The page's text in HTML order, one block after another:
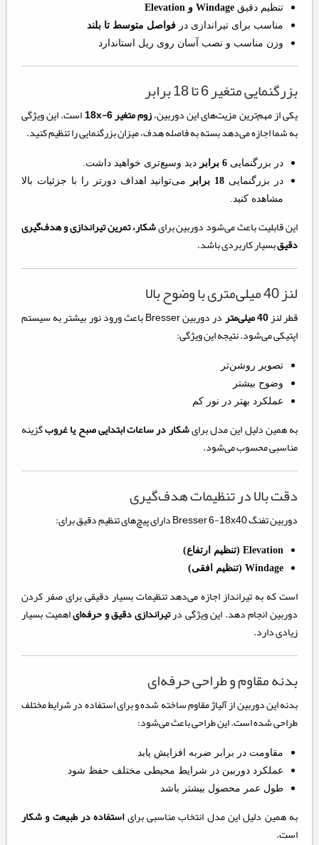
تنظیم دقیق Windage و Elevation
مناسب برای تیراندازی در فواصل متوسط تا بلند
وزن مناسب و نصب آسان روی ریل استاندارد
بزرگنمایی متغیر 6 تا 18 برابر
یکی از مهم‌ترین مزیت‌های این دوربین،زوم متغیر 6-18x
است. این ویژگی
به شما اجازه می‌دهد بسته به فاصله هدف، میزان بزرگنمایی را تنظیم کنید.
در بزرگنمایی 6 برابر
دید وسیع‌تری خواهید داشت.
در بزرگنمایی 18 برابر
می‌توانید اهداف دورتر را با جزئیات بالا
مشاهده کنید.
این قابلیت باعث می‌شود دوربین برایشکار، تمرین تیراندازی و هدف‌گیری
دقیقبسیار کاربردی باشد.
لنز 40 میلی‌متری با وضوح بالا
قطر لنز40 میلی‌متر
در دوربین Bresser باعث ورود نور بیشتر به سیستم
اپتیکی می‌شود. نتیجه این ویژگی:
تصویر روشن‌تر
وضوح بیشتر
عملکرد بهتر در نور کم
به همین دلیل این مدل برایشکار در ساعات ابتدایی صبح یا غروبگزینه
مناسبی محسوب می‌شود.
دقت بالا در تنظیمات هدف‌گیری
دوربین تفنگ Bresser 6-18x40 دارای پیچ‌های تنظیم دقیق برای:
Elevation (تنظیم ارتفاع)
Windage (تنظیم افقی)
است که به تیرانداز اجازه می‌دهد تنظیمات بسیار دقیقی برای صفر کردن
دوربین انجام دهد. این ویژگی درتیراندازی دقیق و حرفه‌ایاهمیت بسیار
زیادی دارد.
بدنه مقاوم و طراحی حرفه‌ای
بدنه این دوربین از آلیاژ مقاوم ساخته شده و برای استفاده در شرایط مختلف
طراحی شده است. این طراحی باعث می‌شود:
مقاومت در برابر ضربه افزایش یابد
عملکرد دوربین در شرایط محیطی مختلف حفظ شود
طول عمر محصول بیشتر باشد
به همین دلیل این مدل انتخاب مناسبی برایاستفاده در طبیعت و شکار
است.